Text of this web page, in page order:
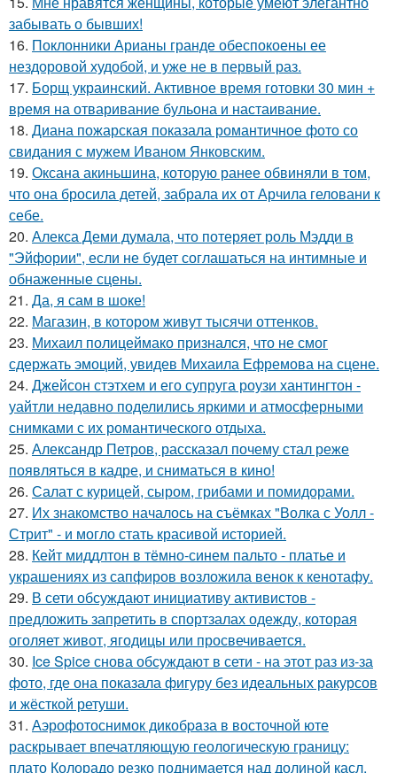
забывать о бывших!
16. Поклонники Арианы гранде обеспокоены ее
нездоровой худобой, и уже не в первый раз.
17. Борщ украинский. Активное время готовки 30 мин +
время на отваривание бульона и настаивание.
18. Диана пожарская показала романтичное фото со
свидания с мужем Иваном Янковским.
19. Оксана акиньшина, которую ранее обвиняли в том,
что она бросила детей, забрала их от Арчила геловани к
себе.
20. Алекса Деми думала, что потеряет роль Мэдди в
"Эйфории", если не будет соглашаться на интимные и
обнаженные сцены.
21. Да, я сам в шоке!
22. Магазин, в котором живут тысячи оттенков.
23. Михаил полицеймако признался, что не смог
сдержать эмоций, увидев Михаила Ефремова на сцене.
24. Джейсон стэтхем и его супруга роузи хантингтон -
уайтли недавно поделились яркими и атмосферными
снимками с их романтического отдыха.
25. Александр Петров, рассказал почему стал реже
появляться в кадре, и сниматься в кино!
26. Салат с курицей, сыром, грибами и помидорами.
27. Их знакомство началось на съёмках "Волка с Уолл -
Стрит" - и могло стать красивой историей.
28. Кейт миддлтон в тёмно-синем пальто - платье и
украшениях из сапфиров возложила венок к кенотафу.
29. В сети обсуждают инициативу активистов -
предложить запретить в спортзалах одежду, которая
оголяет живот, ягодицы или просвечивается.
30. Ice Spice снова обсуждают в сети - на этот раз из-за
фото, где она показала фигуру без идеальных ракурсов
и жёсткой ретуши.
31. Аэрофотоснимок дикобpaза в восточной юте
раскрывает впечатляющую геологическую границу:
плато Колорадо резко поднимается над долиной касл.